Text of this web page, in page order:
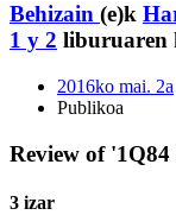
Behizain (e)k
1 y 2 liburuaren
2016ko mai. 2a
Publikoa
Review of
3 izar